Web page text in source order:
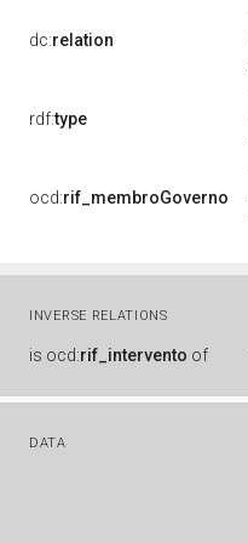
dc:relation
rdf:type
ocd:rif_membroGoverno
INVERSE RELATIONS
is ocd:rif_intervento of
DATA